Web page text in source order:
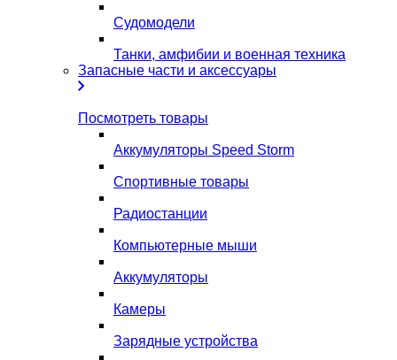
Судомодели
Танки, амфибии и военная техника
Запасные части и аксессуары
Посмотреть товары
Аккумуляторы Speed Storm
Спортивные товары
Радиостанции
Компьютерные мыши
Аккумуляторы
Камеры
Зарядные устройства